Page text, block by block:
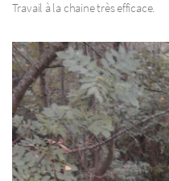
Travail à la chaine très efficace.